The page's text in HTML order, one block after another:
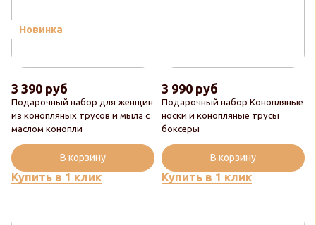
Новинка
Подарочный набор для женщин
из конопляных трусов и мыла с
маслом конопли
3 390 руб
Купить в 1 клик
В корзину
Подарочный набор Конопляные
носки и конопляные трусы
боксеры
3 990 руб
Купить в 1 клик
В корзину